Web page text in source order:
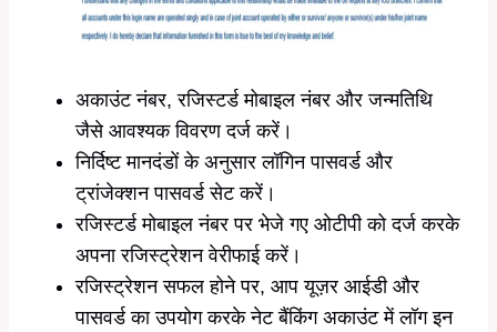
अकाउंट नंबर, रजिस्टर्ड मोबाइल नंबर और जन्मतिथि
जैसे आवश्यक विवरण दर्ज करें।
निर्दिष्ट मानदंडों के अनुसार लॉगिन पासवर्ड और
ट्रांजेक्शन पासवर्ड सेट करें।
रजिस्टर्ड मोबाइल नंबर पर भेजे गए ओटीपी को दर्ज करके
अपना रजिस्ट्रेशन वेरीफाई करें।
रजिस्ट्रेशन सफल होने पर, आप यूज़र आईडी और
पासवर्ड का उपयोग करके नेट बैंकिंग अकाउंट में लॉग इन